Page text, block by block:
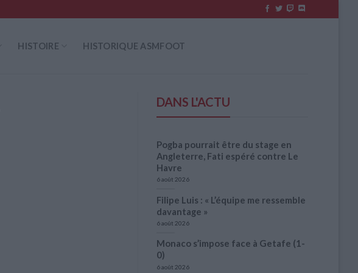
HISTOIRE HISTORIQUE ASMFOOT
DANS L'ACTU
Pogba pourrait être du stage en
Angleterre, Fati espéré contre Le
Havre
6 août 2026
Filipe Luis : « L’équipe me ressemble
davantage »
6 août 2026
Monaco s’impose face à Getafe (1-
0)
6 août 2026